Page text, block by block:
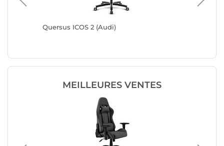
Quersus ICOS 2 (Audi)
MEILLEURES VENTES